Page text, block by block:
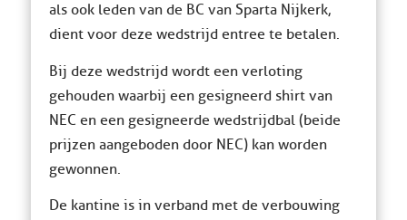
als ook leden van de BC van Sparta Nijkerk,
dient voor deze wedstrijd entree te betalen.
Bij deze wedstrijd wordt een verloting
gehouden waarbij een gesigneerd shirt van
NEC en een gesigneerde wedstrijdbal (beide
prijzen aangeboden door NEC) kan worden
gewonnen.
De kantine is in verband met de verbouwing